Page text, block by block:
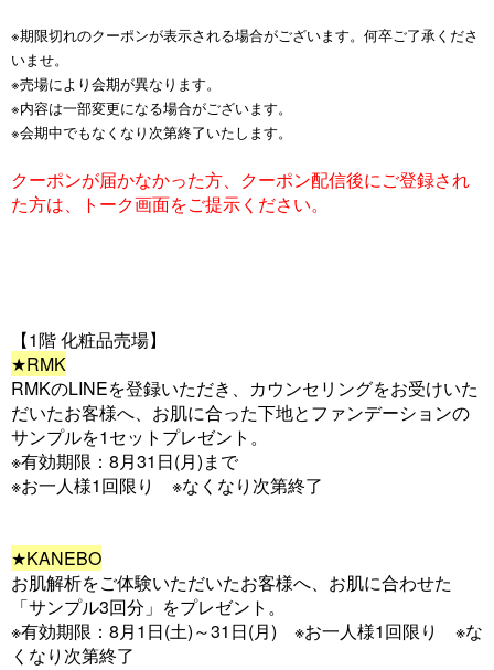
※期限切れのクーポンが表示される場合がございます。何卒ご了承くださ
いませ。
※売場により会期が異なります。
※内容は一部変更になる場合がございます。
※会期中でもなくなり次第終了いたします。
クーポンが届かなかった方、クーポン配信後にご登録され
た方は、トーク画面をご提示ください。
【1階 化粧品売場】
★RMK
RMKのLINEを登録いただき、カウンセリングをお受けいた
だいたお客様へ、お肌に合った下地とファンデーションの
サンプルを1セットプレゼント。
※有効期限：8月31日(月)まで
※お一人様1回限り ※なくなり次第終了
★KANEBO
お肌解析をご体験いただいたお客様へ、お肌に合わせた
「サンプル3回分」をプレゼント。
※有効期限：8月1日(土)～31日(月) ※お一人様1回限り ※な
くなり次第終了